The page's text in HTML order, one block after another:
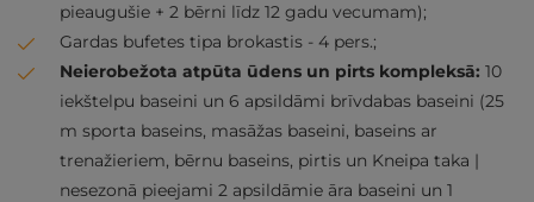
pieaugušie + 2 bērni līdz 12 gadu vecumam);
Gardas bufetes tipa brokastis - 4 pers.;
Neierobežota atpūta ūdens un pirts kompleksā: 10
iekštelpu baseini un 6 apsildāmi brīvdabas baseini (25
m sporta baseins, masāžas baseini, baseins ar
trenažieriem, bērnu baseins, pirtis un Kneipa taka |
nesezonā pieejami 2 apsildāmie āra baseini un 1